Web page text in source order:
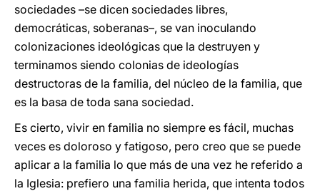
sociedades –se dicen sociedades libres,
democráticas, soberanas–, se van inoculando
colonizaciones ideológicas que la destruyen y
terminamos siendo colonias de ideologías
destructoras de la familia, del núcleo de la familia, que
es la basa de toda sana sociedad.
Es cierto, vivir en familia no siempre es fácil, muchas
veces es doloroso y fatigoso, pero creo que se puede
aplicar a la familia lo que más de una vez he referido a
la Iglesia: prefiero una familia herida, que intenta todos